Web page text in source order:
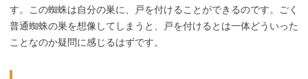
す。この蜘蛛は自分の巣に、戸を付けることができるのです。ごく
普通蜘蛛の巣を想像してしまうと、戸を付けるとは一体どういった
ことなのか疑問に感じるはずです。